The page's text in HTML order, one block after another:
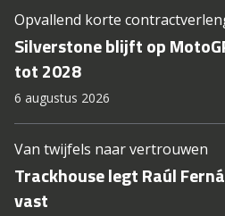
Opvallend korte
Silverstone blijft op
tot 2028
6 augustus 2026
Van twijfels naar vertrouwen
Trackhouse legt Raúl
vast